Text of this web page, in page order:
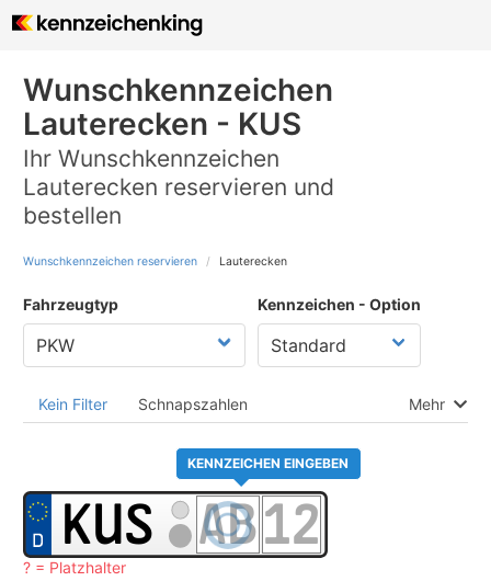
Wunschkennzeichen
Lauterecken - KUS
Ihr Wunschkennzeichen
Lauterecken reservieren und
bestellen
Wunschkennzeichen reservieren Lauterecken
Fahrzeugtyp Kennzeichen - Option
Kein Filter Schnapszahlen Mehr
KENNZEICHEN EINGEBEN
? = Platzhalter